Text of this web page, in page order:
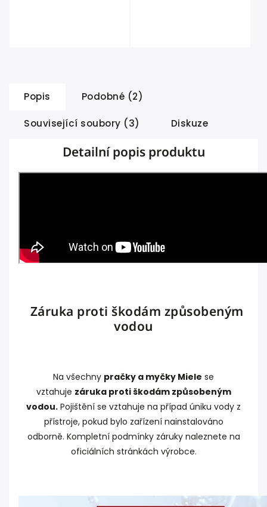
Popis Podobné (2)
Související soubory (3) Diskuze
Detailní popis produktu
Záruka proti škodám způsobeným
vodou
Na všechny pračky a myčky Miele se
vztahuje záruka proti škodám způsobeným
vodou. Pojištění se vztahuje na případ úniku vody z
přístroje, pokud bylo zařízení nainstalováno
odborně. Kompletní podmínky záruky naleznete na
oficiálních stránkách výrobce.